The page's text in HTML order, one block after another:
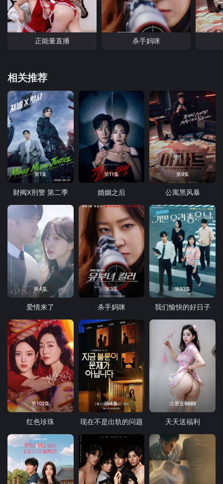
正能量直播 杀手妈咪
相关推荐
第1集
财阀X刑警 第二季
第11集
婚姻之后
第9集
公寓黑风暴
第4集
爱情来了
第3集
杀手妈咪
第93集
我们愉快的好日子
第102集
红色珍珠
第4集
现在不是出轨的问题
注册送8888
天天送福利